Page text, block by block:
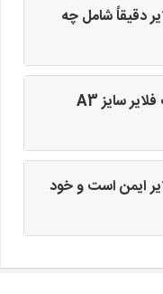
دقیقاً شامل چه
بهترین کاربرد برای پاکت فلایر سایز A3
ایمن است و خود